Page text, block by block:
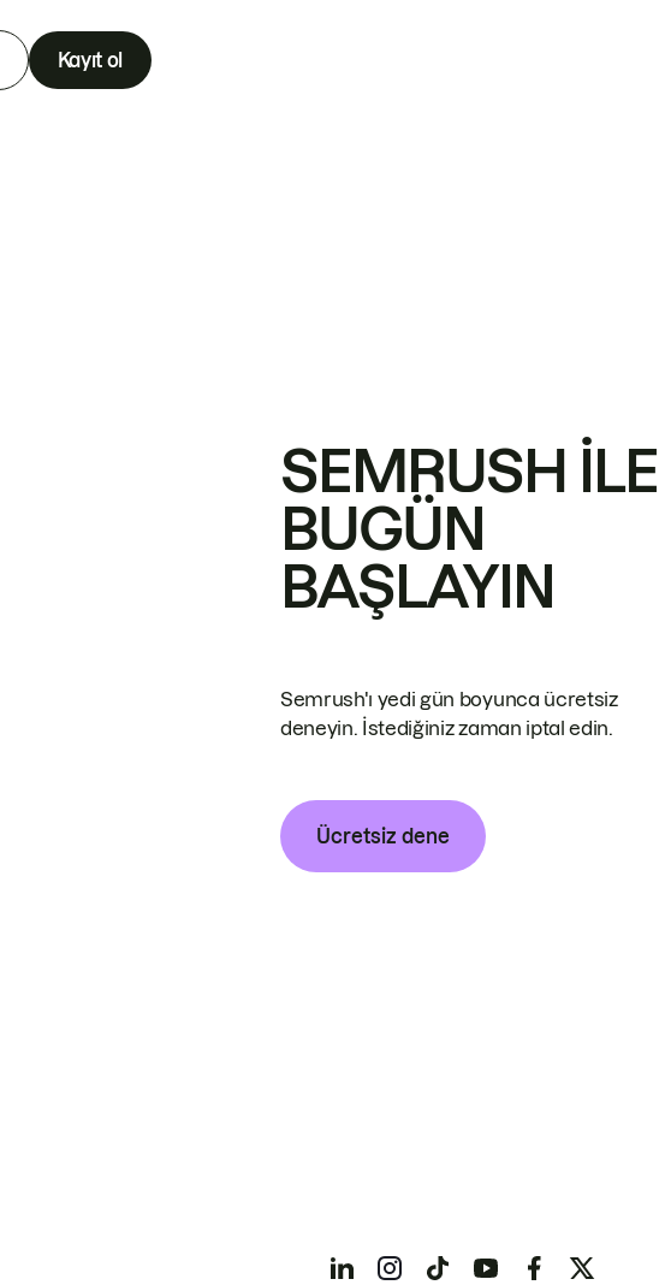
Kayıt ol
SEMRUSH ILE
BUGÜN
BAŞLAYIN
Semrush'ı yedi gün boyunca ücretsiz
deneyin. İstediğiniz zaman iptal edin.
Ücretsiz dene